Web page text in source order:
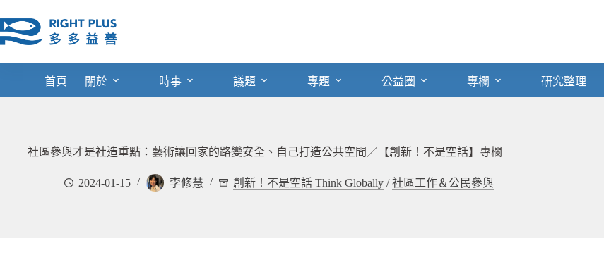
至
主
首頁 關於 時事 議題 專題 公益圈 專欄 研究整理
社區參與才是社造重點：藝術讓回家的路變安全、自己打造公共空間／【創新！不是空話】專欄
2024-01-15 李修慧 創新！不是空話 Think Globally /社區工作＆公民參與